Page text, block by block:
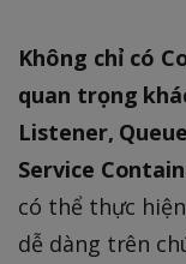
Không chỉ có
quan trọng
Listener,
Service
có thể thực
dễ dàng trên